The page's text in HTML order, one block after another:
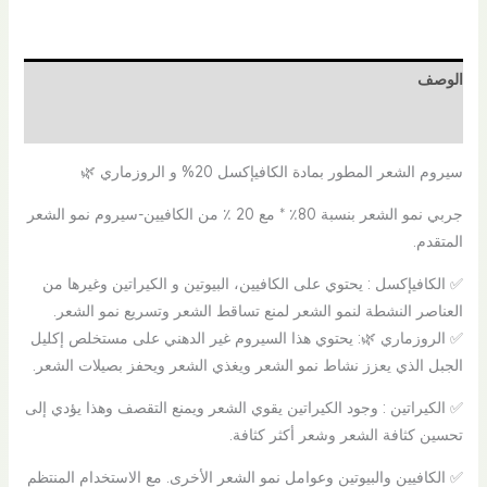
الوصف
سيروم الشعر المطور بمادة الكافيإكسل 20% و الروزماري 🌿
جربي نمو الشعر بنسبة 80٪ * مع 20 ٪ من الكافيين-سيروم نمو الشعر
المتقدم.
✅ الكافيإكسل : يحتوي على الكافيين، البيوتين و الكيراتين وغيرها من
العناصر النشطة لنمو الشعر لمنع تساقط الشعر وتسريع نمو الشعر.
✅ الروزماري 🌿: يحتوي هذا السيروم غير الدهني على مستخلص إكليل
الجبل الذي يعزز نشاط نمو الشعر ويغذي الشعر ويحفز بصيلات الشعر.
✅ الكيراتين : وجود الكيراتين يقوي الشعر ويمنع التقصف وهذا يؤدي إلى
تحسين كثافة الشعر وشعر أكثر كثافة.
✅ الكافيين والبيوتين وعوامل نمو الشعر الأخرى. مع الاستخدام المنتظم